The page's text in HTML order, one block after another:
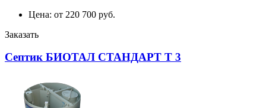
Цена: от 220 700 руб.
Заказать
Септик БИОТАЛ СТАНДАРТ Т 3